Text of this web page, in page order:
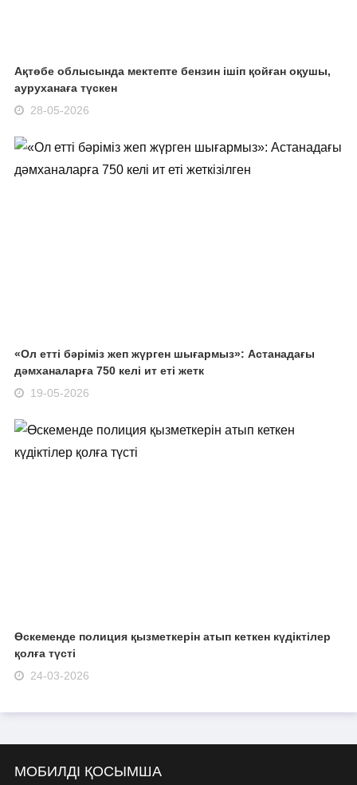
Ақтөбе облысында мектепте бензин ішіп қойған оқушы,
ауруханаға түскен
28-05-2026
«Ол етті бәріміз жеп жүрген шығармыз»: Астанадағы
дәмханаларға 750 келі ит еті жетк
19-05-2026
Өскеменде полиция қызметкерін атып кеткен күдіктілер
қолға түсті
24-03-2026
МОБИЛДІ ҚОСЫМША